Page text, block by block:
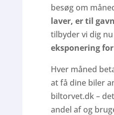
besøg om
laver, er til
tilbyder vi dig
eksponering
Hver måned
at få dine biler
biltorvet.dk –
andel af og